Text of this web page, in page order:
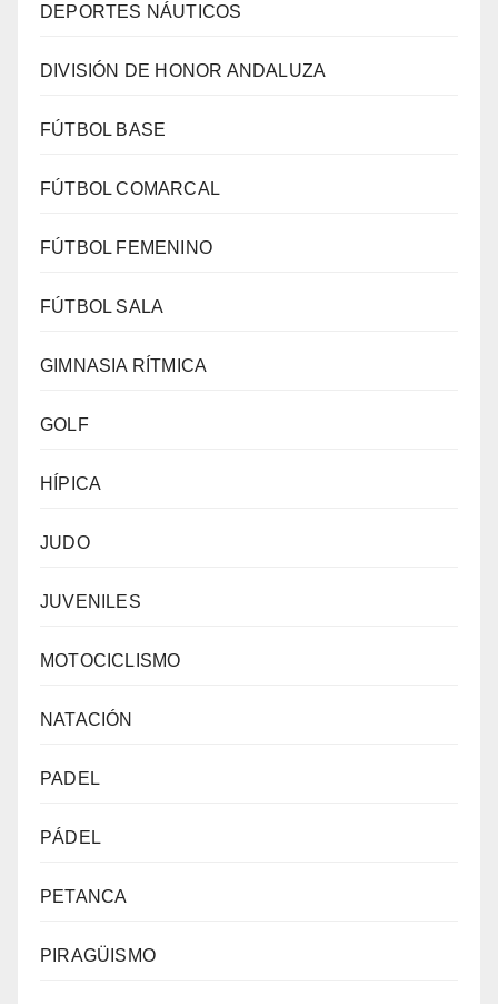
DEPORTES NÁUTICOS
DIVISIÓN DE HONOR ANDALUZA
FÚTBOL BASE
FÚTBOL COMARCAL
FÚTBOL FEMENINO
FÚTBOL SALA
GIMNASIA RÍTMICA
GOLF
HÍPICA
JUDO
JUVENILES
MOTOCICLISMO
NATACIÓN
PADEL
PÁDEL
PETANCA
PIRAGÜISMO